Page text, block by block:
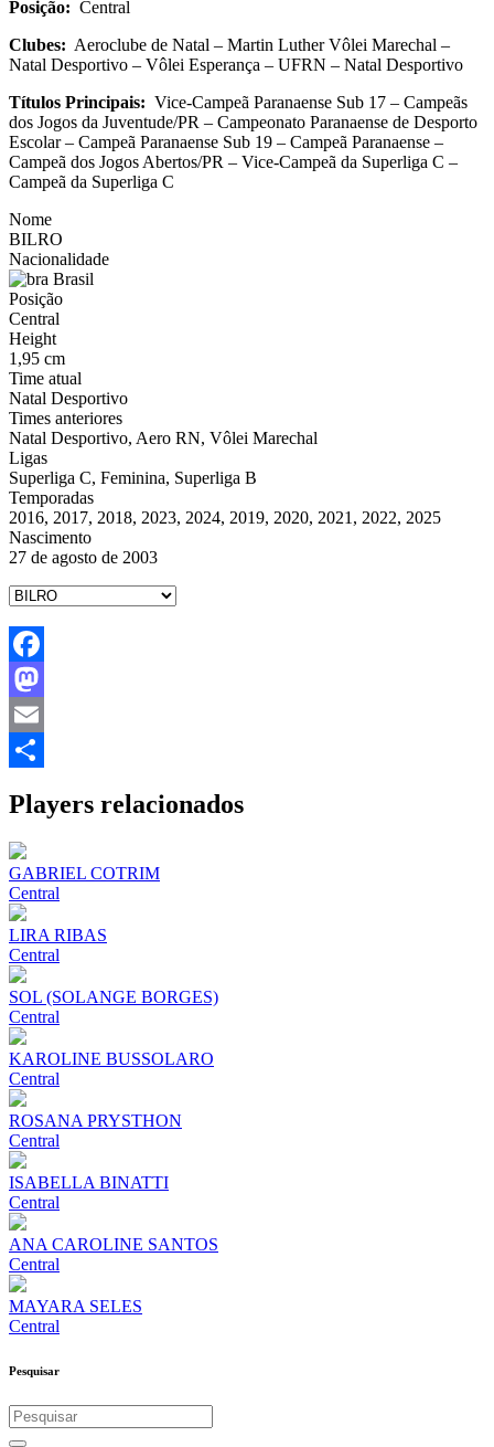
Posição: Central
Clubes: Aeroclube de Natal – Martin Luther Vôlei Marechal –
Natal Desportivo – Vôlei Esperança – UFRN – Natal Desportivo
Títulos Principais: Vice-Campeã Paranaense Sub 17 – Campeãs
dos Jogos da Juventude/PR – Campeonato Paranaense de Desporto
Escolar – Campeã Paranaense Sub 19 – Campeã Paranaense –
Campeã dos Jogos Abertos/PR – Vice-Campeã da Superliga C –
Campeã da Superliga C
Nome
BILRO
Nacionalidade
Brasil
Posição
Central
Height
1,95 cm
Time atual
Natal Desportivo
Times anteriores
Natal Desportivo, Aero RN, Vôlei Marechal
Ligas
Superliga C, Feminina, Superliga B
Temporadas
2016, 2017, 2018, 2023, 2024, 2019, 2020, 2021, 2022, 2025
Nascimento
27 de agosto de 2003
Facebook
Mastodon
Email
Players relacionados
GABRIEL COTRIM
Central
LIRA RIBAS
Central
SOL (SOLANGE BORGES)
Central
KAROLINE BUSSOLARO
Central
ROSANA PRYSTHON
Central
ISABELLA BINATTI
Central
ANA CAROLINE SANTOS
Central
MAYARA SELES
Central
Pesquisar